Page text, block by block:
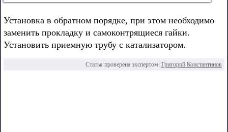
Установка в обратном порядке, при этом необходимо
заменить прокладку и самоконтрящиеся гайки.
Установить приемную трубу с катализатором.
Статья проверена экспертом: Григорий Константинов